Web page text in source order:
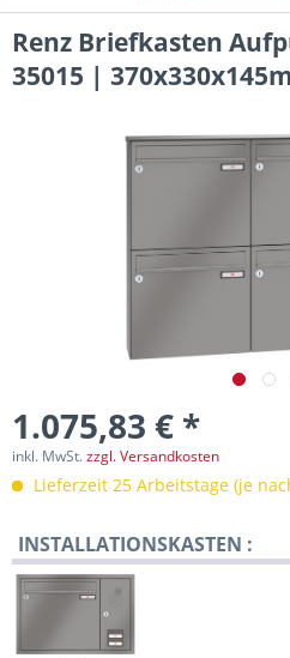
Renz Briefkasten
35015 |
1.075,83 € *
inkl. MwSt.zzgl. Versandkosten
Lieferzeit 25 Arbeitstage (je
INSTALLATIONSKASTEN :